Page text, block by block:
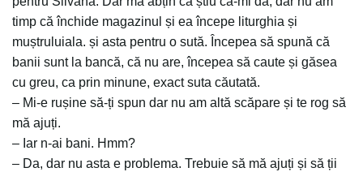
timp că închide magazinul și ea începe liturghia și
muștruluiala. și asta pentru o sută. Începea să spună că
banii sunt la bancă, că nu are, începea să caute și găsea
cu greu, ca prin minune, exact suta căutată.
– Mi-e rușine să-ți spun dar nu am altă scăpare și te rog să
mă ajuți.
– Iar n-ai bani. Hmm?
– Da, dar nu asta e problema. Trebuie să mă ajuți și să ții